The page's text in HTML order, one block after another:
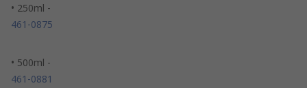
• 250ml -
461-0875
• 500ml -
461-0881